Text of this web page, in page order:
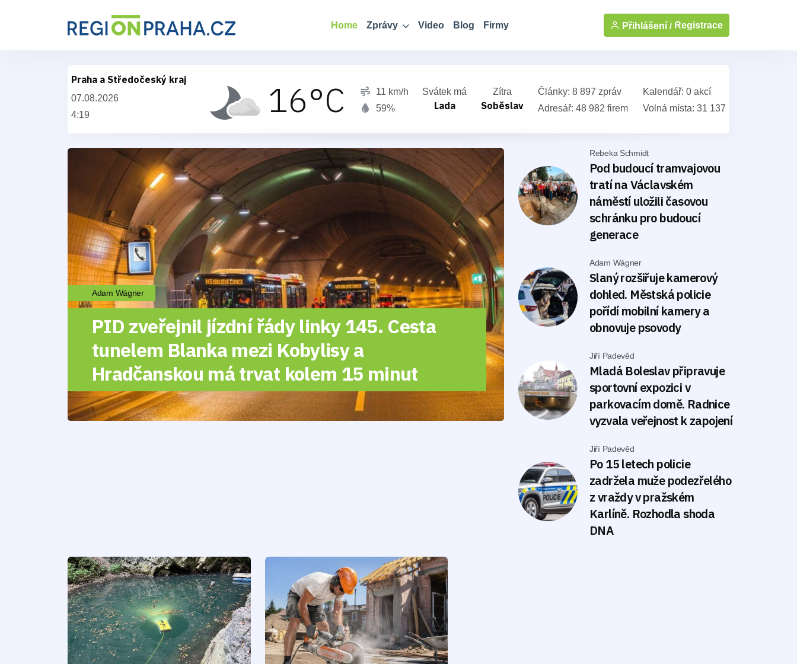
Home Zprávy Video Blog Firmy Přihlášení / Registrace
Praha a Středočeský kraj
07.08.2026
4:19
16°C
11 km/h
59%
Svátek má
Lada
Zítra
Soběslav
Články: 8 897 zpráv
Adresář: 48 982 firem
Kalendář: 0 akcí
Volná místa: 31 137
Adam Wágner
PID zveřejnil jízdní řády linky 145. Cesta
tunelem Blanka mezi Kobylisy a
Hradčanskou má trvat kolem 15 minut
Rebeka Schmidt
Pod budoucí tramvajovou
tratí na Václavském
náměstí uložili časovou
schránku pro budoucí
generace
Adam Wágner
Slaný rozšiřuje kamerový
dohled. Městská policie
pořídí mobilní kamery a
obnovuje psovody
Jiří Padevěd
Mladá Boleslav připravuje
sportovní expozici v
parkovacím domě. Radnice
vyzvala veřejnost k zapojení
Jiří Padevěd
Po 15 letech policie
zadržela muže podezřelého
z vraždy v pražském
Karlíně. Rozhodla shoda
DNA